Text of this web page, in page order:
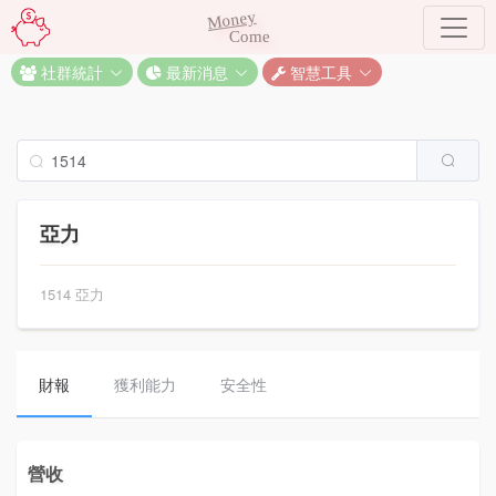
Money
Come
社群統計 最新消息 智慧工具
亞力
1514 亞力
財報 獲利能力 安全性
營收